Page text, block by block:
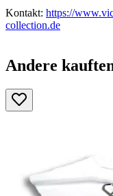
Kontakt: https://
collection.de
Andere